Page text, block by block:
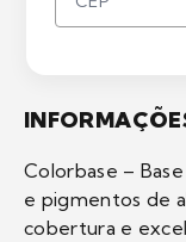
Colorbase –
e pigmentos de
cobertura e